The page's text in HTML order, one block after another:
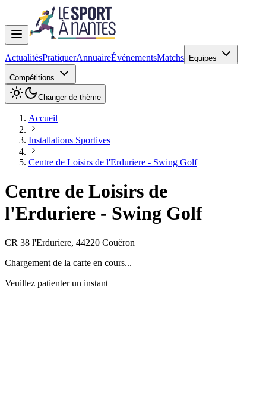
ActualitésPratiquerAnnuaireÉvénementsMatchs Equipes
Compétitions
Changer de thème
Accueil
Installations Sportives
Centre de Loisirs de l'Erduriere - Swing Golf
Centre de Loisirs de
l'Erduriere - Swing Golf
CR 38 l'Erduriere, 44220 Couëron
Chargement de la carte en cours...
Veuillez patienter un instant